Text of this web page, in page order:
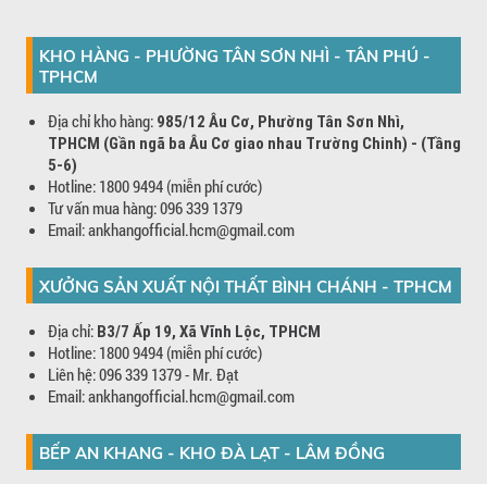
KHO HÀNG - PHƯỜNG TÂN SƠN NHÌ - TÂN PHÚ -
TPHCM
Địa chỉ kho hàng: 985/12 Âu Cơ, Phường Tân Sơn Nhì,
TPHCM (Gần ngã ba Âu Cơ giao nhau Trường Chinh) - (Tầng
5-6)
Hotline: 1800 9494 (miễn phí cước)
Tư vấn mua hàng: 096 339 1379
Email: ankhangofficial.hcm@gmail.com
XƯỞNG SẢN XUẤT NỘI THẤT BÌNH CHÁNH - TPHCM
Địa chỉ: B3/7 Ấp 19, Xã Vĩnh Lộc, TPHCM
Hotline: 1800 9494 (miễn phí cước)
Liên hệ: 096 339 1379 - Mr. Đạt
Email: ankhangofficial.hcm@gmail.com
BẾP AN KHANG - KHO ĐÀ LẠT - LÂM ĐỒNG